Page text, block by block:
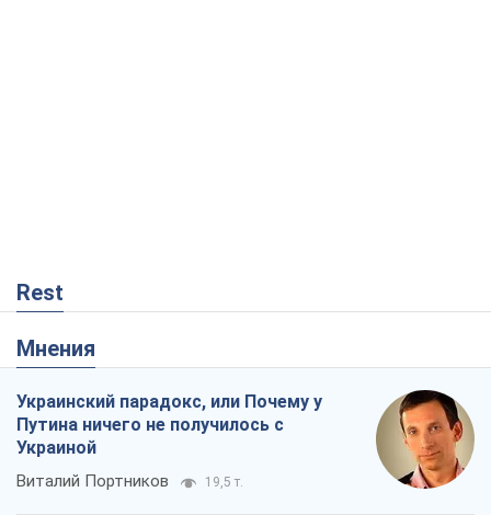
Rest
Мнения
Украинский парадокс, или Почему у
Путина ничего не получилось с
Украиной
Виталий Портников 19,5 т.